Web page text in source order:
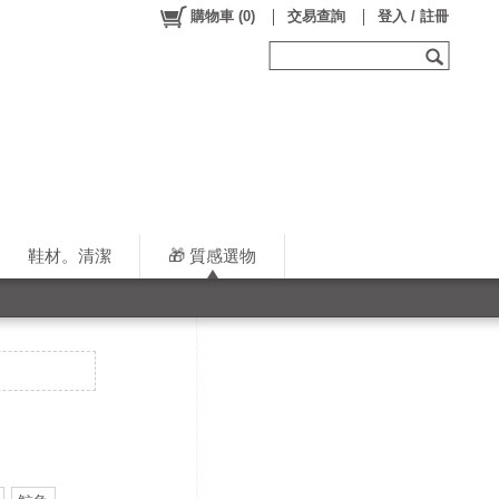
鞋材。清潔 🎁 質感選物
購物車 (0) 交易查詢 登入 / 註冊